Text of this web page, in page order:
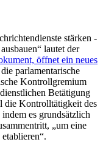
stärken -
lautet der
öffnet ein neues
parlamentarische
Kontrollgremium
Betätigung
die Kontrolltätigkeit des
es grundsätzlich
„um eine